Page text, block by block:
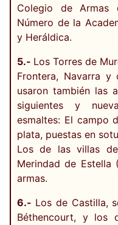
Colegio de Armas
Número de la
y Heráldica.
5.- Los Torres de
Frontera, Navarra y
usaron también las
siguientes y
esmaltes: El campo
plata, puestas en
Los de las villas
Merindad de Estella
armas.
6.- Los de Castilla,
Béthencourt, y los